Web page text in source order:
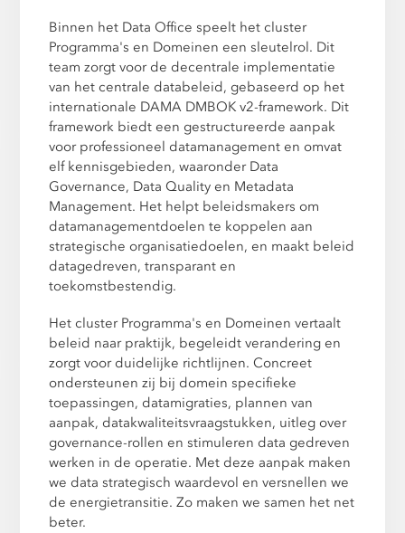
Binnen het Data Office speelt het cluster
Programma's en Domeinen een sleutelrol. Dit
team zorgt voor de decentrale implementatie
van het centrale databeleid, gebaseerd op het
internationale DAMA DMBOK v2-framework. Dit
framework biedt een gestructureerde aanpak
voor professioneel datamanagement en omvat
elf kennisgebieden, waaronder Data
Governance, Data Quality en Metadata
Management. Het helpt beleidsmakers om
datamanagementdoelen te koppelen aan
strategische organisatiedoelen, en maakt beleid
datagedreven, transparant en
toekomstbestendig.
Het cluster Programma's en Domeinen vertaalt
beleid naar praktijk, begeleidt verandering en
zorgt voor duidelijke richtlijnen. Concreet
ondersteunen zij bij domein specifieke
toepassingen, datamigraties, plannen van
aanpak, datakwaliteitsvraagstukken, uitleg over
governance-rollen en stimuleren data gedreven
werken in de operatie. Met deze aanpak maken
we data strategisch waardevol en versnellen we
de energietransitie. Zo maken we samen het net
beter.